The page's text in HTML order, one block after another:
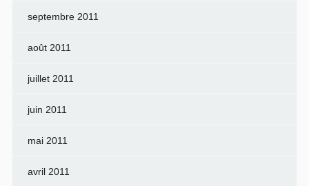
septembre 2011
août 2011
juillet 2011
juin 2011
mai 2011
avril 2011